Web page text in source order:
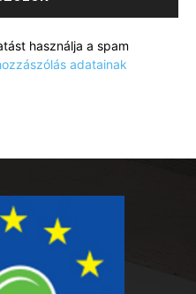
használja a spam
adatainak